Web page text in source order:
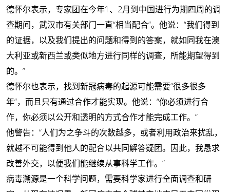
德怀尔表示，专家团在今年1、2月到中国进行为期四周的调
查期间，武汉市有关部门一直“相当配合”。他说：“我们得到
的证据，以及我们提出的问题和得到的答案，就如同我在澳
大利亚或新西兰或类似地方进行同样的调查，所能期望得到
的。”
德怀尔也表示，找到新冠病毒的起源可能需要“很多很多
年”，而且只有通过合作才能实现。他说：“你必须进行合
作，你必须以公开和透明的方式合作才能完成工作。”
他警告：“人们为之争斗的次数越多，或者利用政治来扰乱，
就越不可能得到他人的配合以共同解答疑团。因此，我恳求
改善外交，以便我们能继续从事科学工作。”
病毒溯源是一个科学问题，需要科学家进行全面调查和研